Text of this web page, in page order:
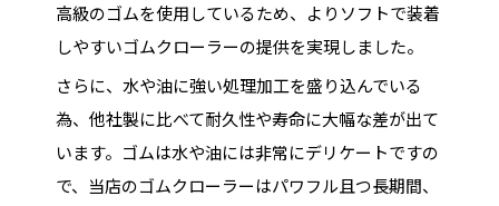
高級のゴムを使用しているため、よりソフトで装着
しやすいゴムクローラーの提供を実現しました。
さらに、水や油に強い処理加工を盛り込んでいる
為、他社製に比べて耐久性や寿命に大幅な差が出て
います。ゴムは水や油には非常にデリケートですの
で、当店のゴムクローラーはパワフル且つ長期間、